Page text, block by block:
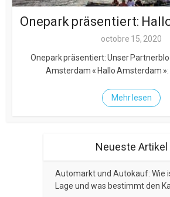
Onepark präsentiert:
octobre 15, 2020
Onepark präsentiert: Unser
Amsterdam « Hallo Amsterdam »:
Mehr lesen
Neueste Artikel
Automarkt und Autokauf: Wie
Lage und was bestimmt den